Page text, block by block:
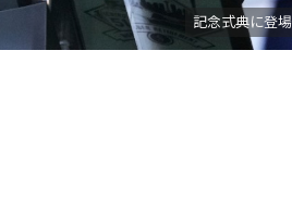
記念式典に登場